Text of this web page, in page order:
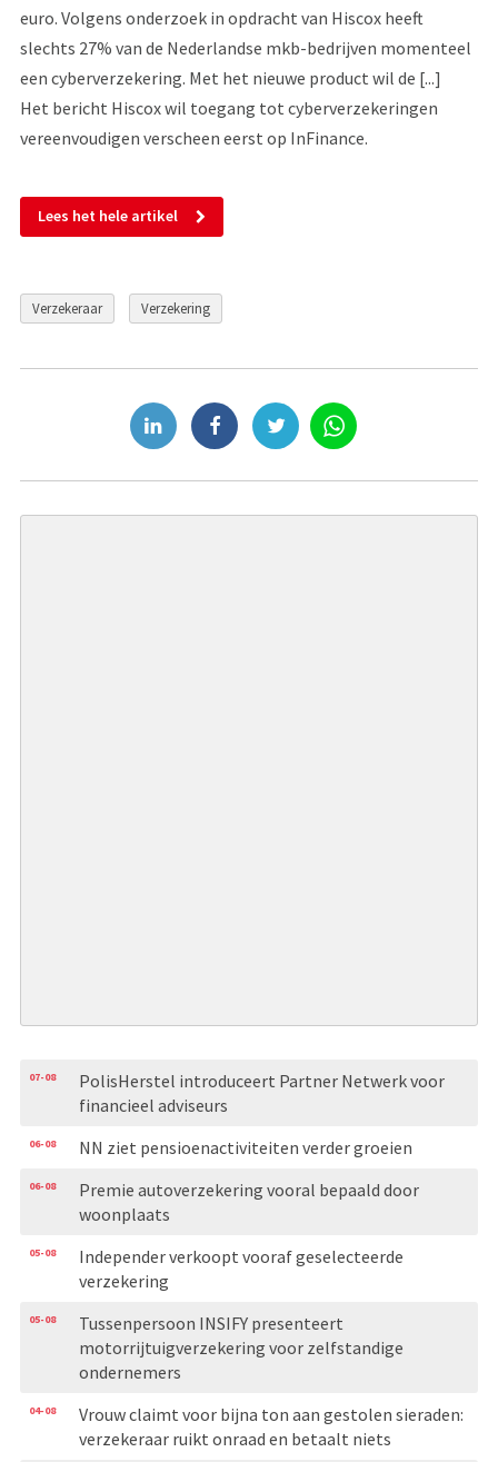
euro. Volgens onderzoek in opdracht van Hiscox heeft
slechts 27% van de Nederlandse mkb-bedrijven momenteel
een cyberverzekering. Met het nieuwe product wil de [...]
Het bericht Hiscox wil toegang tot cyberverzekeringen
vereenvoudigen verscheen eerst op InFinance.
Lees het hele artikel
Verzekeraar Verzekering
07-08
PolisHerstel introduceert Partner Netwerk voor
financieel adviseurs
06-08 NN ziet pensioenactiviteiten verder groeien
06-08
Premie autoverzekering vooral bepaald door
woonplaats
05-08
Independer verkoopt vooraf geselecteerde
verzekering
05-08
Tussenpersoon INSIFY presenteert
motorrijtuigverzekering voor zelfstandige
ondernemers
04-08
Vrouw claimt voor bijna ton aan gestolen sieraden:
verzekeraar ruikt onraad en betaalt niets